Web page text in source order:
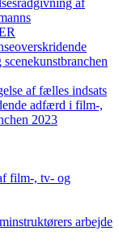
af
af fælles indsats
adfærd i film-,
2023
film-, tv- og
arbejde